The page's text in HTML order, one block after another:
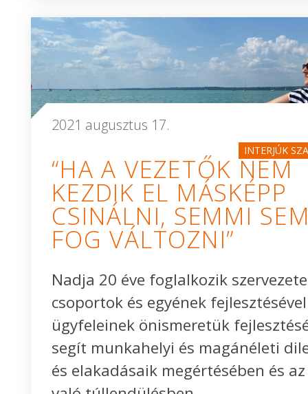
INTERJÚK
2021 augusztus 17.
“HA A VEZETŐK NEM
KEZDIK EL MÁSKÉPP
CSINÁLNI, SEMMI
FOG VÁLTOZNI”
Nadja 20 éve foglalkozik
csoportok és egyének
ügyfeleinek önismeretük
segít munkahelyi és magánéleti
és elakadásaik megértésében és